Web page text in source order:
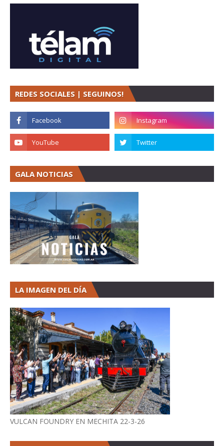
REDES SOCIALES | SEGUINOS!
GALA NOTICIAS
LA IMAGEN DEL DÍA
VULCAN FOUNDRY EN MECHITA 22-3-26